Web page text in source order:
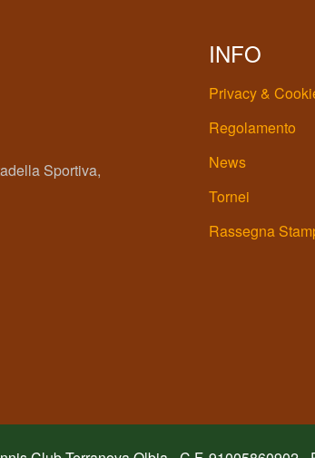
Sportiva,
INFO
Privacy &
Regolamento
News
Tornei
Rassegna